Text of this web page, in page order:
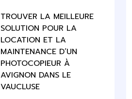
TROUVER LA MEILLEURE
SOLUTION POUR LA
LOCATION ET LA
MAINTENANCE D’UN
PHOTOCOPIEUR À
AVIGNON DANS LE
VAUCLUSE